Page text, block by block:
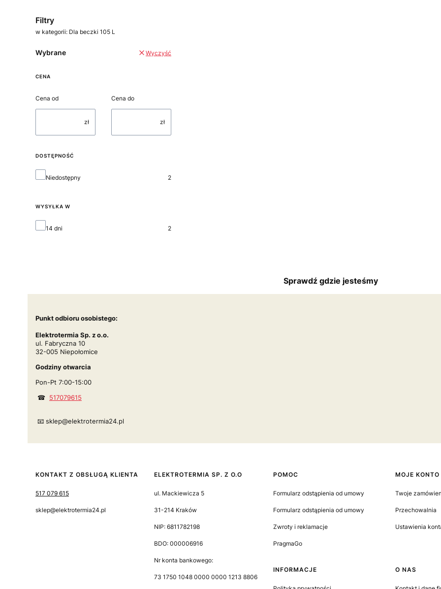
Filtry
w kategorii: Dla beczki 105 L
Wybrane Wyczyść
CENA
Cena od
zł
Cena do
zł
DOSTĘPNOŚĆ
Dostępność
Niedostępny 2
WYSYŁKA W
Wysyłka w
14 dni 2
Sprawdź gdzie jesteśmy
Punkt odbioru osobistego:
Elektrotermia Sp. z o.o.
ul. Fabryczna 10
32-005 Niepołomice
Godziny otwarcia
Pon-Pt 7:00-15:00
☎ 517079615
📧 sklep@elektrotermia24.pl
KONTAKT Z OBSŁUGĄ KLIENTA
517 079 615
sklep@elektrotermia24.pl
ELEKTROTERMIA SP. Z O.O
ul. Mackiewicza 5
31-214 Kraków
NIP: 6811782198
BDO: 000006916
Nr konta bankowego:
73 1750 1048 0000 0000 1213 8806
Linki w stopce
POMOC
Formularz odstąpienia od umowy
Formularz odstąpienia od umowy
Zwroty i reklamacje
PragmaGo
MOJE KONTO
Twoje
Przechowalnia
Ustawienia
INFORMACJE O NAS